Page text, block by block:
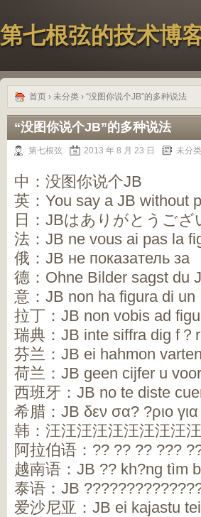
第七根弦的技术博
首页 › 未分类 › “没图你说个JB”的多种说法
“没图你说个JB”的多种说法
第七根弦 2013 年 8 月 23 日 未分类
中：没图你说个JB
英：You say a JB without
日：JBはありがとうご
法：JB ne vous ai pas la
俄：JB не показатель за
德：Ohne Bilder sagst du
意：JB non ha figura di un
拉丁：JB non vobis ad
瑞典：JB inte siffra dig f？
芬兰：JB ei hahmon varten
荷兰：JB geen cijfer u
西班牙：JB no te diste
希腊：JB δεν σα? ?ριο για
韩：汪汪汪汪汪汪汪汪汪
阿拉伯语：?? ?? ?? ???
越南语：JB ?? kh?ng tìm
泰语：JB
爱沙尼亚：JB ei kajastu